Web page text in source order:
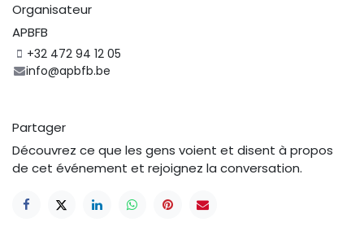
Organisateur
APBFB
+32 472 94 12 05
info@apbfb.be
Partager
Découvrez ce que les gens voient et disent à propos
de cet événement et rejoignez la conversation.